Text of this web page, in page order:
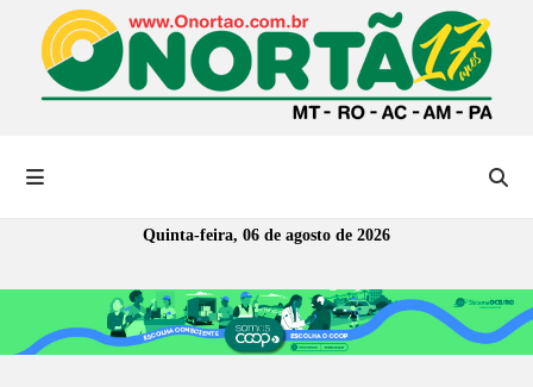
Quinta-feira, 06 de agosto de 2026